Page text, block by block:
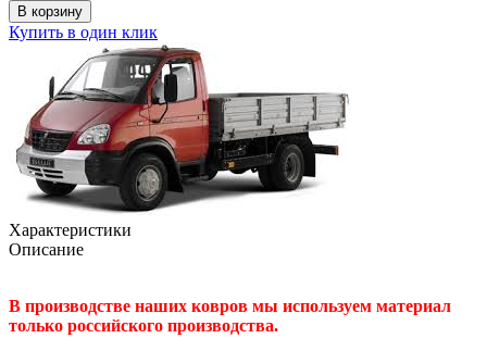
В корзину
Купить в один клик
Характеристики
Описание
В производстве наших ковров мы используем материал
только российского производства.